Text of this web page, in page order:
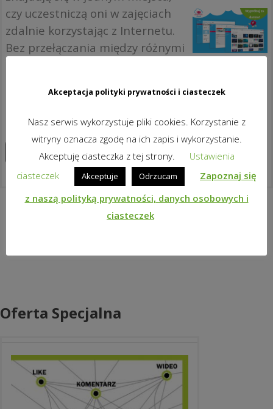
czy uczestniczą oni w zajęciach
zdalnie korzystając z Internetu.
Bez przełączania między różnymi
zapewnić ciągłość nauczania –
dla uczniów i dla nauczycieli!
Zapoznaj się z produktem
Oferta Specjalna
Akceptacja polityki prywatności i ciasteczek
Nasz serwis wykorzystuje pliki cookies. Korzystanie z
witryny oznacza zgodę na ich zapis i wykorzystanie.
Akceptuję ciasteczka z tej strony.
Ustawienia
ciasteczek
Akceptuje Odrzucam
Zapoznaj się
z naszą polityką prywatności, danych osobowych i
ciasteczek